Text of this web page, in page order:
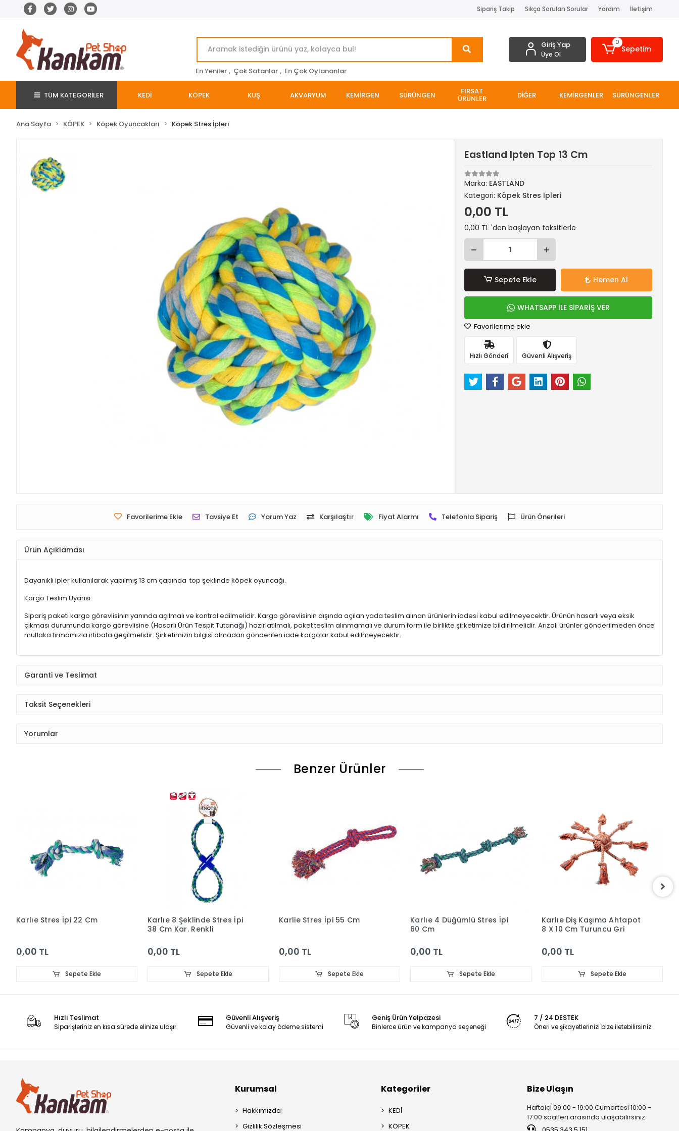
Sipariş Takip Sıkça Sorulan Sorular Yardım İletişim
En Yeniler , Çok Satanlar , En Çok Oylananlar
Giriş Yap
Üye Ol
0
Sepetim
TÜM KATEGORİLER KEDİ KÖPEK KUŞ AKVARYUM KEMİRGEN SÜRÜNGEN FIRSAT
ÜRÜNLER DİĞER KEMİRGENLER SÜRÜNGENLER
Ana Sayfa KÖPEK Köpek Oyuncakları Köpek Stres İpleri
Eastland Ipten Top 13 Cm
Marka: EASTLAND
Kategori: Köpek Stres İpleri
0,00 TL
0,00 TL 'den başlayan taksitlerle
Sepete Ekle Hemen Al
WHATSAPP İLE SİPARİŞ VER
Favorilerime ekle
Hızlı Gönderi Güvenli Alışveriş
Favorilerime Ekle Tavsiye Et Yorum Yaz Karşılaştır Fiyat Alarmı Telefonla Sipariş Ürün Önerileri
Ürün Açıklaması
Dayanıklı ipler kullanılarak yapılmış 13 cm çapında top şeklinde köpek oyuncağı.
Kargo Teslim Uyarısı:
Sipariş paketi kargo görevlisinin yanında açılmalı ve kontrol edilmelidir. Kargo görevlisinin dışında açılan yada teslim alınan ürünlerin iadesi kabul edilmeyecektir. Ürünün hasarlı veya eksik
çıkması durumunda kargo görevlisine (Hasarlı Ürün Tespit Tutanağı) hazırlatılmalı, paket teslim alınmamalı ve durum form ile birlikte şirketimize bildirilmelidir. Arızalı ürünler gönderilmeden önce
mutlaka firmamızla irtibata geçilmelidir. Şirketimizin bilgisi olmadan gönderilen iade kargolar kabul edilmeyecektir.
Garanti ve Teslimat
Taksit Seçenekleri
Yorumlar
Benzer Ürünler
Karlıe Stres İpi 22 Cm
0,00 TL
Sepete Ekle
Karlıe 8 Şeklinde Stres İpi
38 Cm Kar. Renkli
0,00 TL
Sepete Ekle
Karlie Stres İpi 55 Cm
0,00 TL
Sepete Ekle
Karlıe 4 Düğümlü Stres İpi
60 Cm
0,00 TL
Sepete Ekle
Karlıe Diş Kaşıma Ahtapot
8 X 10 Cm Turuncu Gri
0,00 TL
Sepete Ekle
Hızlı Teslimat
Siparişleriniz en kısa sürede elinize ulaşır.
Güvenli Alışveriş
Güvenli ve kolay ödeme sistemi
Geniş Ürün Yelpazesi
Binlerce ürün ve kampanya seçeneği
7 / 24 DESTEK
Öneri ve şikayetlerinizi bize iletebilirsiniz.
Kurumsal
Hakkımızda
Gizlilik Sözleşmesi
Kategoriler
KEDİ
KÖPEK
Bize Ulaşın
Haftaiçi 09:00 - 19:00 Cumartesi 10:00 -
17:00 saatleri arasında ulaşabilirsiniz.